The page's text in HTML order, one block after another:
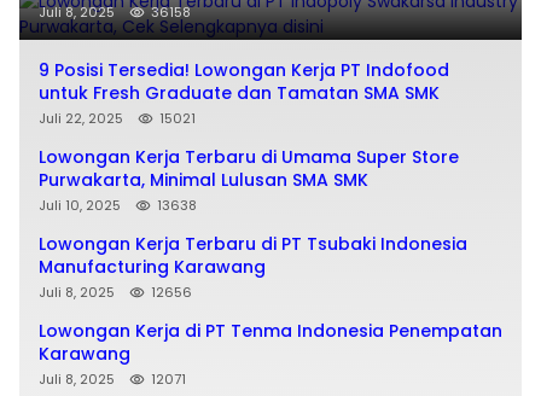
Juli 8, 2025 36158
9 Posisi Tersedia! Lowongan Kerja PT Indofood
untuk Fresh Graduate dan Tamatan SMA SMK
Juli 22, 2025 15021
Lowongan Kerja Terbaru di Umama Super Store
Purwakarta, Minimal Lulusan SMA SMK
Juli 10, 2025 13638
Lowongan Kerja Terbaru di PT Tsubaki Indonesia
Manufacturing Karawang
Juli 8, 2025 12656
Lowongan Kerja di PT Tenma Indonesia Penempatan
Karawang
Juli 8, 2025 12071